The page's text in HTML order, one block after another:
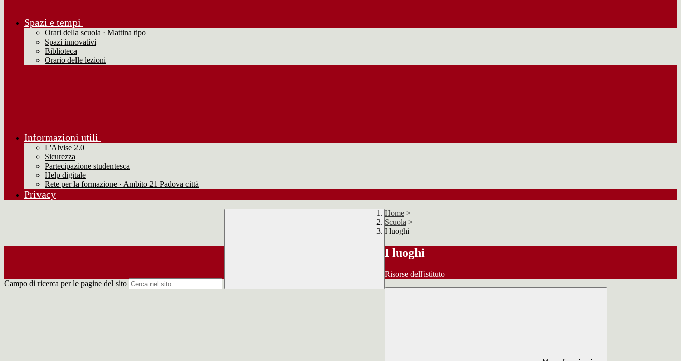
Spazi e tempi
Orari della scuola · Mattina tipo
Spazi innovativi
Biblioteca
Orario delle lezioni
Informazioni utili
L'Alvise 2.0
Sicurezza
Partecipazione studentesca
Help digitale
Rete per la formazione · Ambito 21 Padova città
Privacy
Campo di ricerca per le pagine del sito
Home >
Scuola >
I luoghi
I luoghi
Risorse dell'istituto